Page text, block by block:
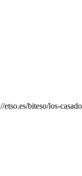
biteso/los-